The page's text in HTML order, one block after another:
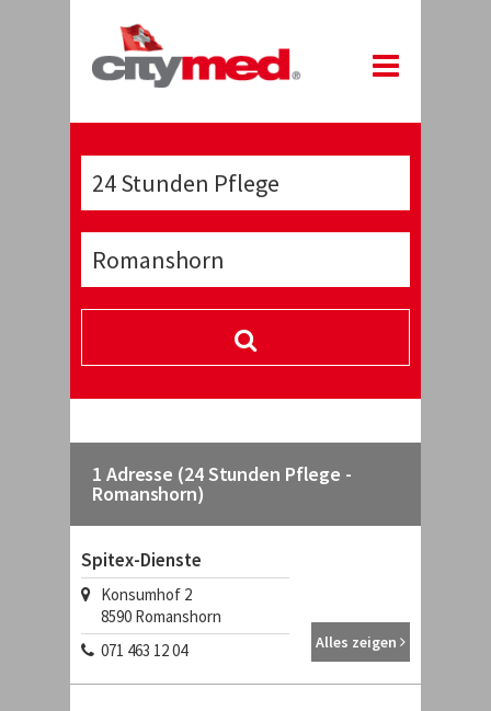
1 Adresse (24 Stunden Pflege -
Romanshorn)
Spitex-Dienste
Konsumhof 2
8590 Romanshorn
071 463 12 04
Alles zeigen